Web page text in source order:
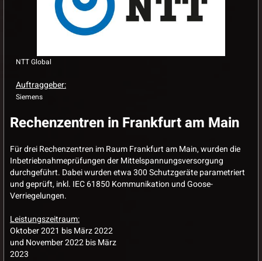
NTT Global
Auftraggeber:
Siemens
Rechenzentren in Frankfurt am Main
Für drei Rechenzentren im Raum Frankfurt am Main, wurden die
Inbetriebnahmeprüfungen der Mittelspannungsversorgung
durchgeführt. Dabei wurden etwa 300 Schutzgeräte parametriert
und geprüft, inkl. IEC 61850 Kommunikation und Goose-
Verriegelungen.
Leistungszeitraum:
Oktober 2021 bis März 2022
und November 2022 bis März
2023